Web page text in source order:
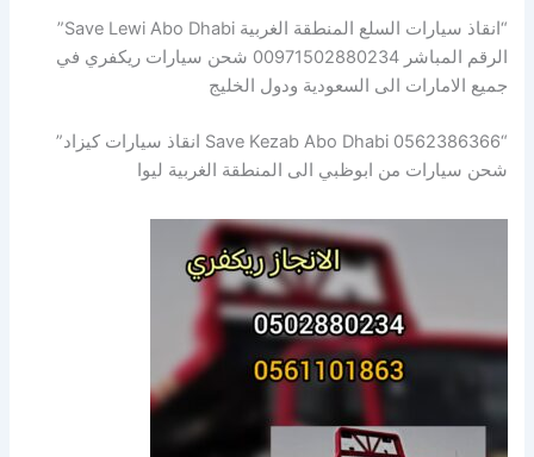
“انقاذ سيارات السلع المنطقة الغربية Save Lewi Abo Dhabi”
الرقم المباشر 00971502880234 شحن سيارات ريكفري في
جميع الامارات الى السعودية ودول الخليج
“Save Kezab Abo Dhabi 0562386366 انقاذ سيارات كيزاد”
شحن سيارات من ابوظبي الى المنطقة الغربية ليوا